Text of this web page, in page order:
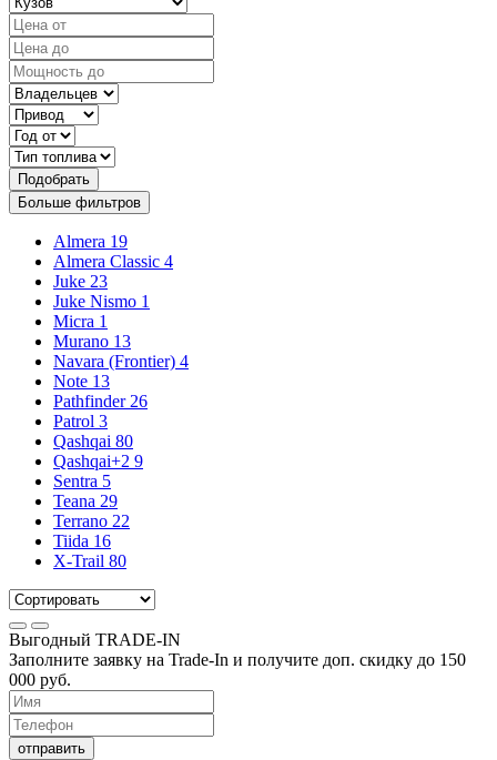
Подобрать
Больше фильтров
Almera 19
Almera Classic 4
Juke 23
Juke Nismo 1
Micra 1
Murano 13
Navara (Frontier) 4
Note 13
Pathfinder 26
Patrol 3
Qashqai 80
Qashqai+2 9
Sentra 5
Teana 29
Terrano 22
Tiida 16
X-Trail 80
Выгодный TRADE-IN
Заполните заявку на Trade-In и получите доп. скидку до 150
000 руб.
отправить